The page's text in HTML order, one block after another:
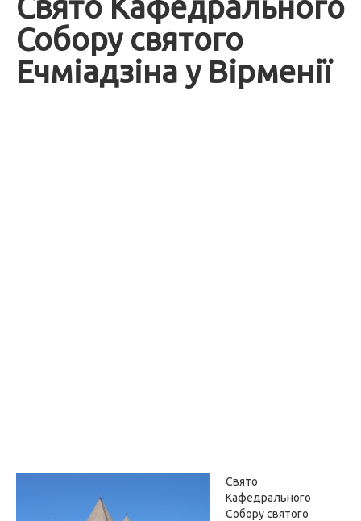
Собору святого
Ечміадзіна у Вірменії
Свято
Кафедрального
Собору святого